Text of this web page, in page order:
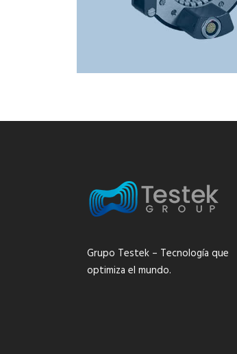
Grupo Testek – Tecnología que
optimiza el mundo.